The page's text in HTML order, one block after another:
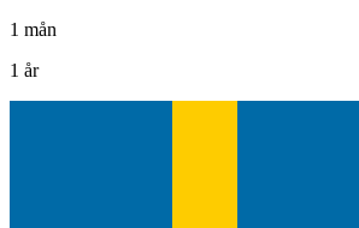
1 mån
1 år